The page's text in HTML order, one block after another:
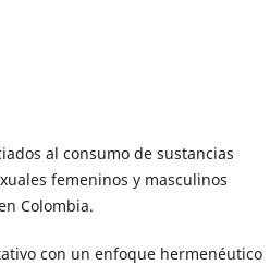
al consumo de sustancias
femeninos y masculinos
Colombia.
con un enfoque hermenéutico